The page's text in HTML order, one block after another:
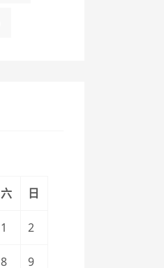
六 日
1 2
8 9